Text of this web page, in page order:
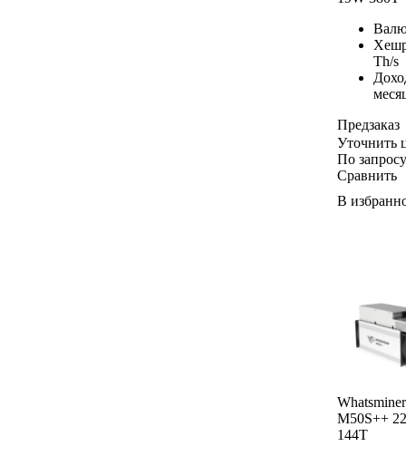
Th/s
Предзаказ
Уточнить
По запросу
Сравнить
В
Whatsminer
M50S++
144T